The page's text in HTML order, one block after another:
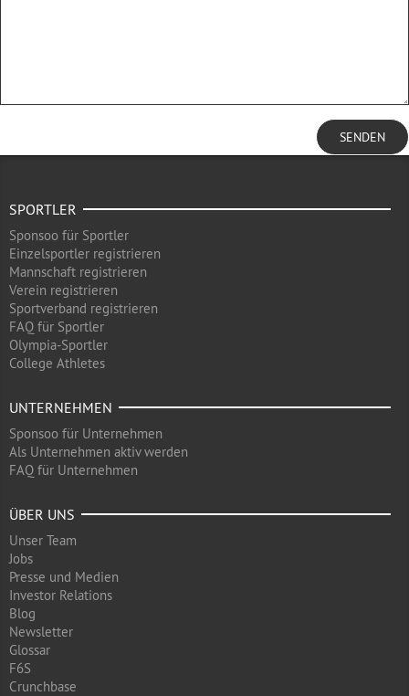
SENDEN
SPORTLER
Sponsoo für Sportler
Einzelsportler registrieren
Mannschaft registrieren
Verein registrieren
Sportverband registrieren
FAQ für Sportler
Olympia-Sportler
College Athletes
UNTERNEHMEN
Sponsoo für Unternehmen
Als Unternehmen aktiv werden
FAQ für Unternehmen
ÜBER UNS
Unser Team
Jobs
Presse und Medien
Investor Relations
Blog
Newsletter
Glossar
F6S
Crunchbase